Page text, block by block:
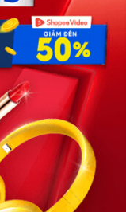
Tổ 05, Phường Quan
Việt Nam
tin liên quan đến
hành nhằm giúp
làm, người tìm việc
muốn của mình.